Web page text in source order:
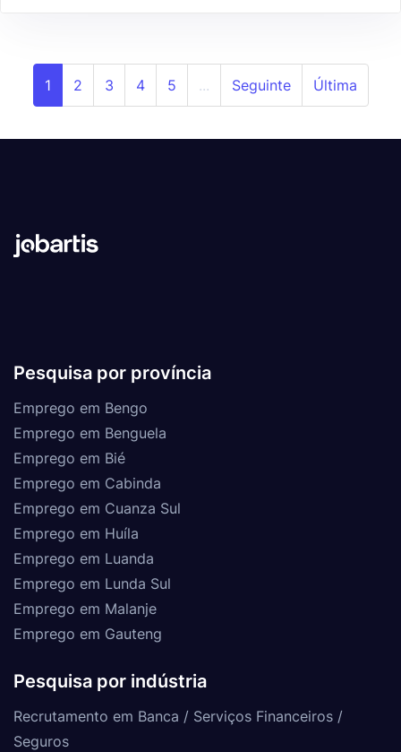
1 2 3 4 5 ... Seguinte Última
Pesquisa por província
Emprego em Bengo
Emprego em Benguela
Emprego em Bié
Emprego em Cabinda
Emprego em Cuanza Sul
Emprego em Huíla
Emprego em Luanda
Emprego em Lunda Sul
Emprego em Malanje
Emprego em Gauteng
Pesquisa por indústria
Recrutamento em Banca / Serviços Financeiros /
Seguros